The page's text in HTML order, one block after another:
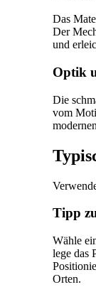
Das
Der
und
Optik
Die
vom
Tipp
Wähle
lege das
Orten.